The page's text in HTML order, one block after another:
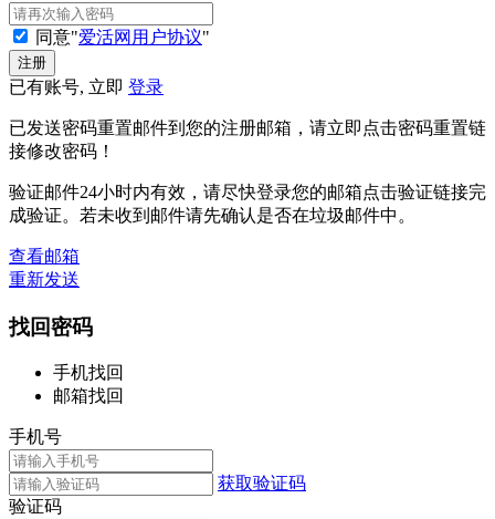
同意"爱活网用户协议"
已有账号, 立即 登录
已发送密码重置邮件到您的注册邮箱，请立即点击密码重置链
接修改密码！
验证邮件24小时内有效，请尽快登录您的邮箱点击验证链接完
成验证。若未收到邮件请先确认是否在垃圾邮件中。
查看邮箱
重新发送
找回密码
手机找回
邮箱找回
手机号
获取验证码
验证码